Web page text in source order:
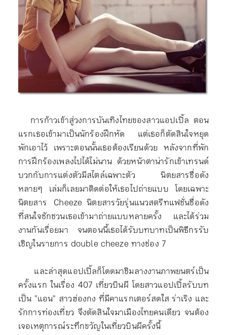
การก้าวเข้าสู่วงการบันเทิงไทยของสาวแอปเปิ้ล ตอน
แรกเธอเข้ามาเป็นนักร้องฝึกหัด แต่เธอก็ตัดสินใจหยุด
พักเอาไว้ เพราะตอนนั้นเธอต้องเรียนด้วย หลังจากที่พัก
การฝึกร้องเพลงไปได้ไม่นาน ด้วยหน้าตาน่ารักเข้าเทรนด์
บวกกับการแต่งตัวมีสไตล์เฉพาะตัว นิตยสารชื่อดัง
หลายๆ เล่มก็เลยมาติดต่อให้เธอไปถ่ายแบบ โดยเฉพาะ
นิตยสาร Cheeze นิตยสารวัยรุ่นแนวสตรีทแฟชั่นชื่อดัง
ที่สนใจชักชวนเธอเข้ามาถ่ายแบบหลายครั้ง และได้ร่วม
งานกันเรื่อยมา จนตอนนี้เธอได้รับบทบาทเป็นพิธีกรรับ
เชิญในรายการ double cheeze ทางช่อง 7
และล่าสุดแอปเปิ้ลก็โดดมาชิมลางงานภาพยนตร์เป็น
ครั้งแรก ในเรื่อง 407 เที่ยวบินผี โดยสาวแอปเปิ้ลรับบท
เป็น "แอน" สาวฮ่องกง ที่มีคาแรกเตอร์สดใส ร่าเริง และ
รักการท่องเที่ยว จึงตัดสินใจมาเมืองไทยคนเดียว จนต้อง
เจอเหตุการณ์ระทึกขวัญในเที่ยวบินผีครั้งนี้